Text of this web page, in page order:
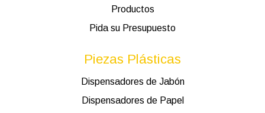
Productos
Pida su Presupuesto
Piezas Plásticas
Dispensadores de Jabón
Dispensadores de Papel